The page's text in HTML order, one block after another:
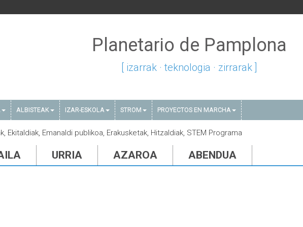
Planetario de Pamplona
[ izarrak · teknologia · zirrarak ]
ALBISTEAK IZAR-ESKOLA STROM PROYECTOS EN MARCHA
Ekitaldiak, Emanaldi publikoa, Erakusketak, Hitzaldiak, STEM Programa
URRIA AZAROA ABENDUA